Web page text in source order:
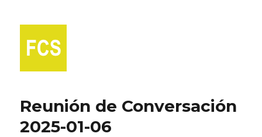
Reunión de Conversación
2025-01-06